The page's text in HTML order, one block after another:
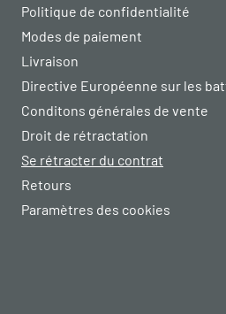
Politique de confidentialité
Modes de paiement
Livraison
Directive Européenne sur les
Conditons générales de vente
Droit de rétractation
Se rétracter du contrat
Retours
Paramètres des cookies